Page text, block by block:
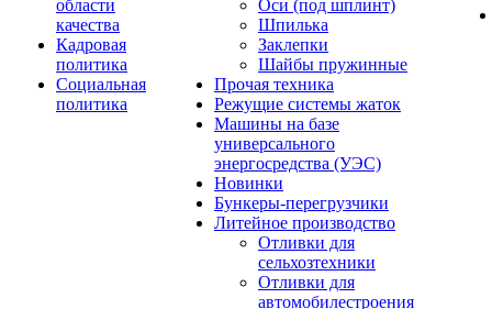
области
качества
Кадровая
политика
Социальная
политика
Оси (под шплинт)
Шпилька
Заклепки
Шайбы пружинные
Прочая техника
Режущие системы жаток
Машины на базе
универсального
энергосредства (УЭС)
Новинки
Бункеры-перегрузчики
Литейное производство
Отливки для
сельхозтехники
Отливки для
автомобилестроения